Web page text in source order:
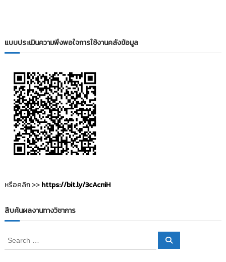
o
r
ค
ลั
ง
ข้
อ
มู
ล
า
วิ
จั
รี
แบบประเมินความพึงพอใจการใช้งานคลังข้อมูล
หรือคลิก >>https://bit.ly/3cAcniH
สืบค้นผลงานทางวิชาการ
e
S